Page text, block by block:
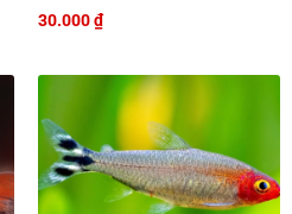
30.000₫